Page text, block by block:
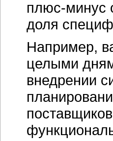
плюс-минус
доля
Например,
целыми
внедрении